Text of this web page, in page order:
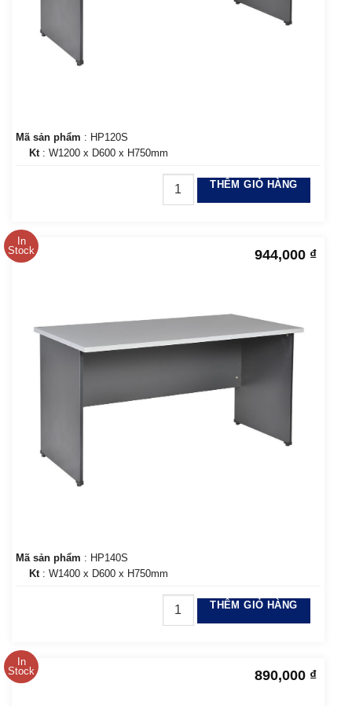
Mã sản phẩm : HP120S
Kt: W1200 x D600 x H750mm
THÊM GIỎ HÀNG
In
Stock
944,000 ₫
Mã sản phẩm : HP140S
Kt: W1400 x D600 x H750mm
THÊM GIỎ HÀNG
In
Stock
890,000 ₫